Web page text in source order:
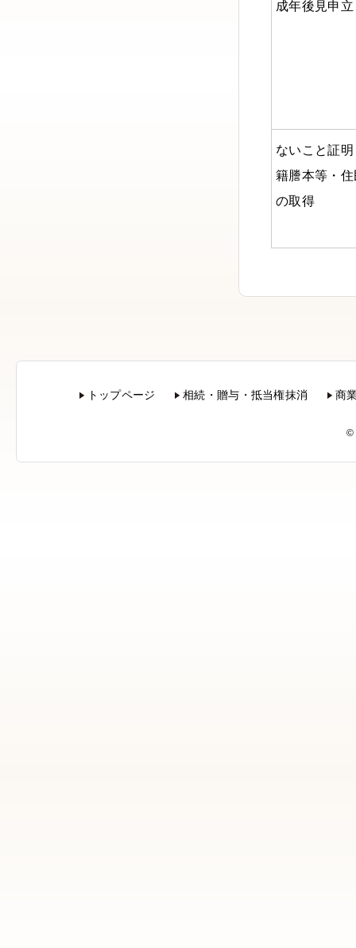
成年後見申立
ないこと証
籍謄本等・
の取得
トップページ 相続・贈与・抵当権抹消 商
©